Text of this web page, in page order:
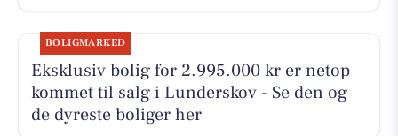
BOLIGMARKED
Eksklusiv bolig for 2.995.000 kr er netop
kommet til salg i Lunderskov - Se den og
de dyreste boliger her